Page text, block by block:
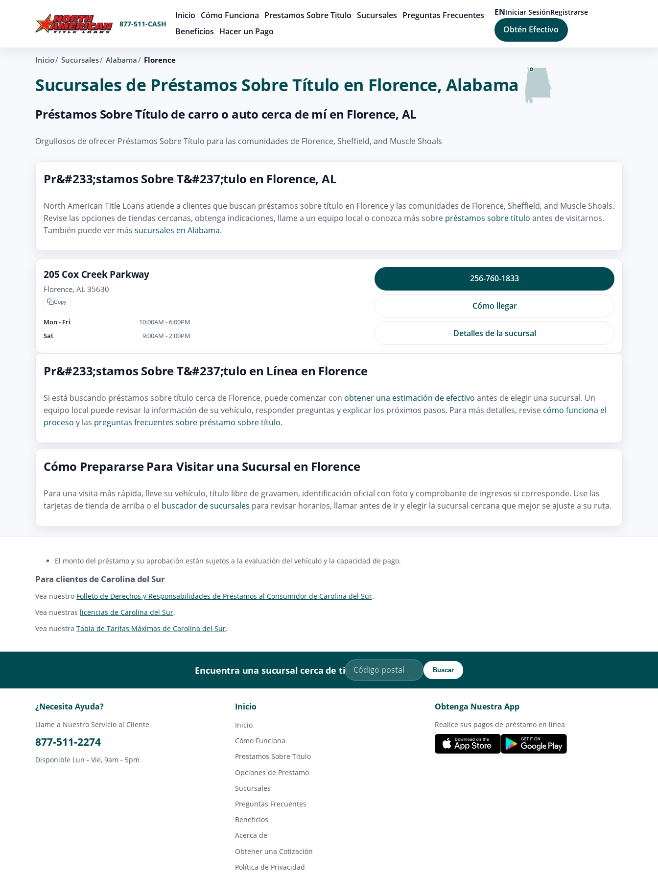
877-511-CASH
Inicio Cómo Funciona Prestamos Sobre Titulo Sucursales Preguntas Frecuentes
Beneficios Hacer un Pago
ENIniciar SesiónRegistrarse
Obtén Efectivo
Inicio Sucursales Alabama Florence
Sucursales de Préstamos Sobre Título en Florence, Alabama
Préstamos Sobre Título de carro o auto cerca de mí en Florence, AL
Orgullosos de ofrecer Préstamos Sobre Título para las comunidades de Florence, Sheffield, and Muscle Shoals
Pr&#233;stamos Sobre T&#237;tulo en Florence, AL
North American Title Loans atiende a clientes que buscan préstamos sobre título en Florence y las comunidades de Florence, Sheffield, and Muscle Shoals.
Revise las opciones de tiendas cercanas, obtenga indicaciones, llame a un equipo local o conozca más sobre préstamos sobre título antes de visitarnos.
También puede ver más sucursales en Alabama.
205 Cox Creek Parkway
Florence, AL 35630
Copy
Mon - Fri
10:00AM - 6:00PM
Sat
9:00AM - 2:00PM
256-760-1833
Cómo llegar
Detalles de la sucursal
Pr&#233;stamos Sobre T&#237;tulo en Línea en Florence
Si está buscando préstamos sobre título cerca de Florence, puede comenzar con obtener una estimación de efectivo antes de elegir una sucursal. Un
equipo local puede revisar la información de su vehículo, responder preguntas y explicar los próximos pasos. Para más detalles, revise cómo funciona el
proceso y las preguntas frecuentes sobre préstamo sobre título.
Cómo Prepararse Para Visitar una Sucursal en Florence
Para una visita más rápida, lleve su vehículo, título libre de gravamen, identificación oficial con foto y comprobante de ingresos si corresponde. Use las
tarjetas de tienda de arriba o el buscador de sucursales para revisar horarios, llamar antes de ir y elegir la sucursal cercana que mejor se ajuste a su ruta.
El monto del préstamo y su aprobación están sujetos a la evaluación del vehículo y la capacidad de pago.
Para clientes de Carolina del Sur
Vea nuestro Folleto de Derechos y Responsabilidades de Préstamos al Consumidor de Carolina del Sur.
Vea nuestras licencias de Carolina del Sur.
Vea nuestra Tabla de Tarifas Máximas de Carolina del Sur.
Encuentra una sucursal cerca de ti Buscar
¿Necesita Ayuda?
Llame a Nuestro Servicio al Cliente
877-511-2274
Disponible Lun - Vie, 9am - 5pm
Inicio
Inicio
Cómo Funciona
Prestamos Sobre Titulo
Opciones de Prestamo
Sucursales
Preguntas Frecuentes
Beneficios
Acerca de
Obtener una Cotización
Política de Privacidad
Obtenga Nuestra App
Realice sus pagos de préstamo en línea